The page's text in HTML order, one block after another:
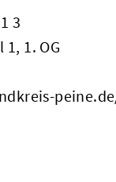
3
1. OG